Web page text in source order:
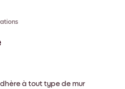
à tout type de mur